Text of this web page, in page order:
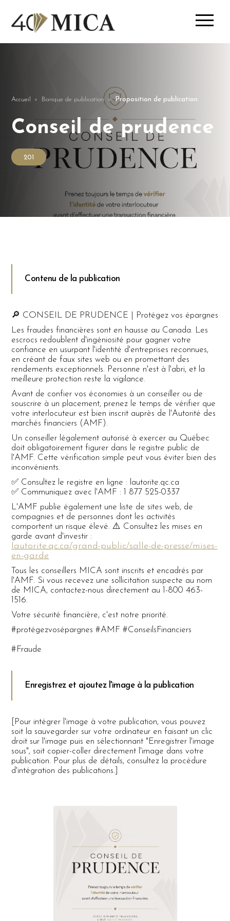
Accueil Banque de publication Proposition de publication
Conseil de prudence
201
Contenu de la publication
🔎 CONSEIL DE PRUDENCE | Protégez vos épargnes
Les fraudes financières sont en hausse au Canada. Les
escrocs redoublent d'ingéniosité pour gagner votre
confiance en usurpant l'identité d'entreprises reconnues,
en créant de faux sites web ou en promettant des
rendements exceptionnels. Personne n'est à l'abri, et la
meilleure protection reste la vigilance.
Avant de confier vos économies à un conseiller ou de
souscrire à un placement, prenez le temps de vérifier que
votre interlocuteur est bien inscrit auprès de l'Autorité des
marchés financiers (AMF).
Un conseiller légalement autorisé à exercer au Québec
doit obligatoirement figurer dans le registre public de
l'AMF. Cette vérification simple peut vous éviter bien des
inconvénients.
✅ Consultez le registre en ligne : lautorite.qc.ca
✅ Communiquez avec l'AMF : 1 877 525-0337
L'AMF publie également une liste de sites web, de
compagnies et de personnes dont les activités
comportent un risque élevé. ⚠️ Consultez les mises en
garde avant d'investir :
lautorite.qc.ca/grand-public/salle-de-presse/mises-
en-garde
Tous les conseillers MICA sont inscrits et encadrés par
l'AMF. Si vous recevez une sollicitation suspecte au nom
de MICA, contactez-nous directement au 1-800 463-
1516.
Votre sécurité financière, c'est notre priorité.
#protégezvosépargnes #AMF #ConseilsFinanciers
#Fraude
Enregistrez et ajoutez l'image à la publication
[Pour intégrer l'image à votre publication, vous pouvez
soit la sauvegarder sur votre ordinateur en faisant un clic
droit sur l'image puis en sélectionnant "Enregistrer l'image
sous", soit copier-coller directement l'image dans votre
publication. Pour plus de détails, consultez la procédure
d'intégration des publications.]